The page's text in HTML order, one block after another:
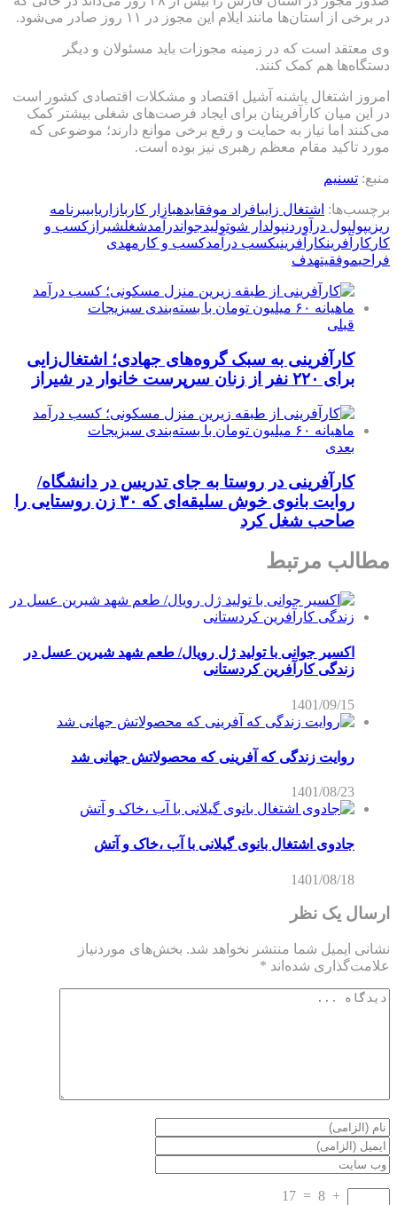
در برخی از استان‌ها مانند ایلام این مجوز در ۱۱ روز صادر می‌شود.
وی معتقد است که در زمینه مجوزات باید مسئولان و دیگر
دستگاه‌ها هم کمک کنند.
امروز اشتغال پاشنه آشیل اقتصاد و مشکلات اقتصادی کشور است
در این میان کارآفرینان برای ایجاد فرصت‌های شغلی بیشتر کمک
می‌کنند اما نیاز به حمایت و رفع برخی موانع دارند؛ موضوعی که
مورد تاکید مقام معظم رهبری نیز بوده است.
منبع: تسنیم
برچسب‌ها: اشتغال زاییافراد موفقایدهبازار کار بازاریابیبرنامه
ریزیپولپول درآوردنپولدار شوتولیدجواندرآمدشغلشیراز كسب و
كار کارآفرینکارآفرینیکسب درآمدکسب و کار مهدی
فراحیموفقیتهدف
قبلی
کارآفرینی به سبک گروه‌های جهادی؛ اشتغال‌زایی
برای ۲۲۰ نفر از زنان سرپرست خانوار در شیراز
بعدی
کارآفرینی در روستا به جای تدریس در دانشگاه/
روایت بانوی خوش سلیقه‌ای که ۳۰ زن روستایی را
صاحب شغل کرد
مطالب مرتبط
اکسیر جوانی با تولید ژل رویال/ طعم شهد شیرین عسل‌ در
زندگی کارآفرین کردستانی
1401/09/15
روایت زندگی که آفرینی که محصولاتش جهانی شد
1401/08/23
جادوی اشتغال بانوی گیلانی با آب ،خاک و آتش
1401/08/18
ارسال یک نظر
نشانی ایمیل شما منتشر نخواهد شد. بخش‌های موردنیاز
علامت‌گذاری شده‌اند *
+
8
=
17